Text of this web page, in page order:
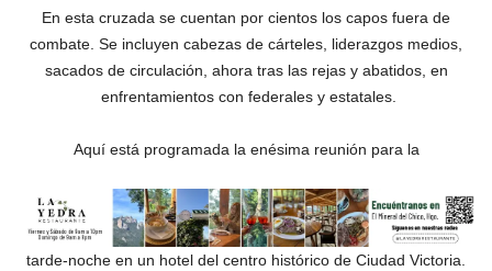
En esta cruzada se cuentan por cientos los capos fuera de
combate. Se incluyen cabezas de cárteles, liderazgos medios,
sacados de circulación, ahora tras las rejas y abatidos, en
enfrentamientos con federales y estatales.
Aquí está programada la enésima reunión para la
tarde-noche en un hotel del centro histórico de Ciudad Victoria.